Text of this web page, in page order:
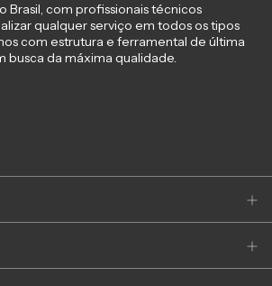
Brasil, com profissionais técnicos
qualquer serviço em todos os tipos
com estrutura e ferramental de última
busca da máxima qualidade.